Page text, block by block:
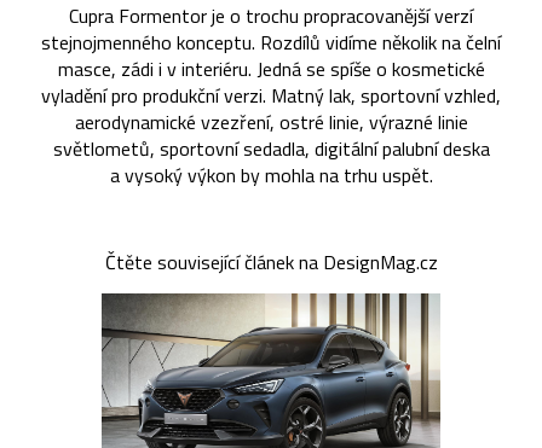
Cupra Formentor je o trochu propracovanější verzí
stejnojmenného konceptu. Rozdílů vidíme několik na čelní
masce, zádi i v interiéru. Jedná se spíše o kosmetické
vyladění pro produkční verzi. Matný lak, sportovní vzhled,
aerodynamické vzezření, ostré linie, výrazné linie
světlometů, sportovní sedadla, digitální palubní deska
a vysoký výkon by mohla na trhu uspět.
Čtěte související článek na DesignMag.cz